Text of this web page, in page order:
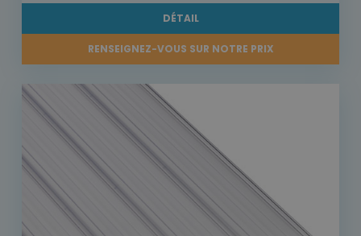
DÉTAIL
RENSEIGNEZ-VOUS SUR NOTRE PRIX